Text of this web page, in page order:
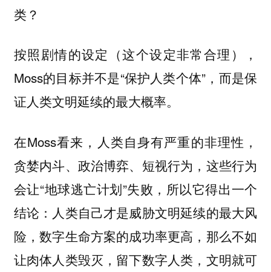
类？
按照剧情的设定（这个设定非常合理），
Moss的目标并不是“保护人类个体”，而是保
证人类文明延续的最大概率。
在Moss看来，人类自身有严重的非理性，
贪婪内斗、政治博弈、短视行为，这些行为
会让“地球逃亡计划”失败，所以它得出一个
结论：人类自己才是威胁文明延续的最大风
险，数字生命方案的成功率更高，那么不如
让肉体人类毁灭，留下数字人类，文明就可